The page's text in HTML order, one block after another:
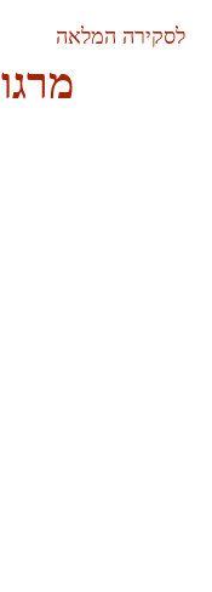
לסקירה המלאה